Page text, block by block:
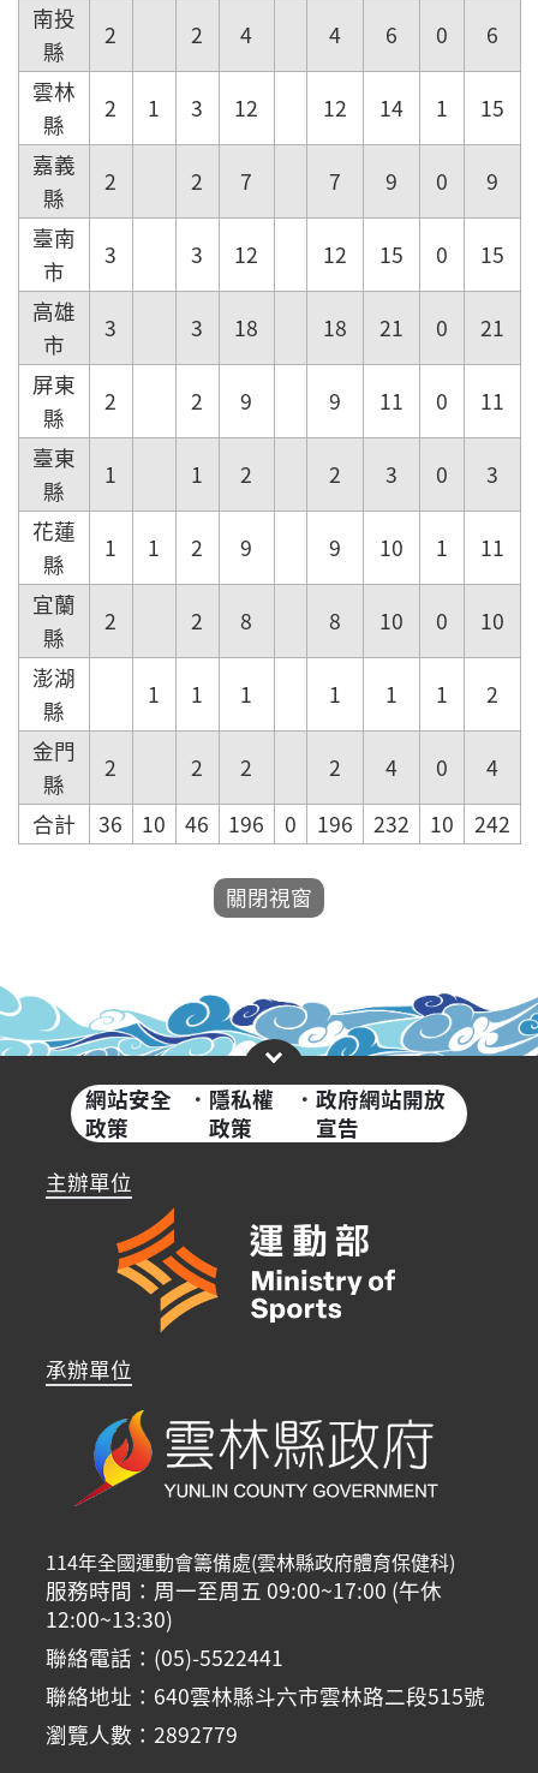
南投
縣
2 2 4 4 6 0
6
雲林
縣
2 1 3 12 12 14 1
15
嘉義
縣
2 2 7 7 9 0
9
臺南
市
3 3 12 12 15 0
15
高雄
市
3 3 18 18 21 0
21
屏東
縣
2 2 9 9 11 0
11
臺東
縣
1 1 2 2 3 0
3
花蓮
縣
1 1 2 9 9 10 1
11
宜蘭
縣
2 2 8 8 10 0
10
澎湖
縣
1 1 1 1 1 1
2
金門
縣
2 2 2 2 4 0
4
合計
36 10 46 196 0 196 232 10 242
網站安全
政策
· 隱私權
政策
·政府網站開放
宣告
主辦單位
承辦單位
114年全國運動會籌備處(雲林縣政府體育保健科)
服務時間：周一至周五 09:00~17:00 (午休
12:00~13:30)
聯絡電話：(05)-5522441
聯絡地址：640雲林縣斗六市雲林路二段515號
瀏覽人數：2892779